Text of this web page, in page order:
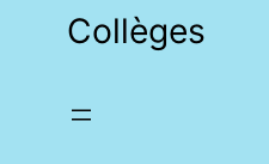
Collèges